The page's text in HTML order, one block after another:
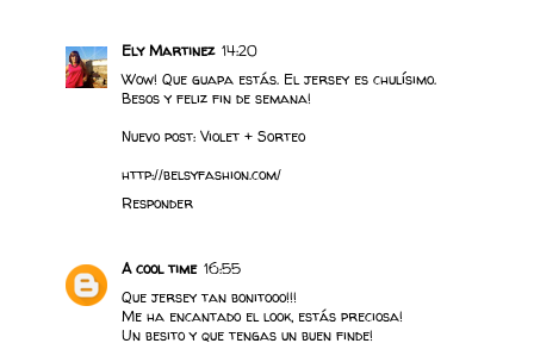
Ely Martinez 14:20
Wow! Que guapa estás. El jersey es chulísimo.
Besos y feliz fin de semana!
Nuevo post: Violet + Sorteo
http://belsyfashion.com/
Responder
A cool time 16:55
Que jersey tan bonitooo!!!
Me ha encantado el look, estás preciosa!
Un besito y que tengas un buen finde!